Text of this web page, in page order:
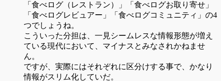
「食べログ（レストラン）」「食べログお取り寄せ」
「食べログレビュアー」「食べログコミュニティ」の4
つでしょうね。
こういった分担は、一見シームレスな情報形態が増え
ている現代において、マイナスとみなされかねませ
ん。
ですが、実際にはそれぞれに区分けする事で、かなり
情報がスリム化していだ。